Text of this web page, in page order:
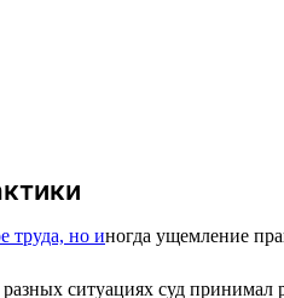
труда, но иногда ущемление
ситуациях суд принимал